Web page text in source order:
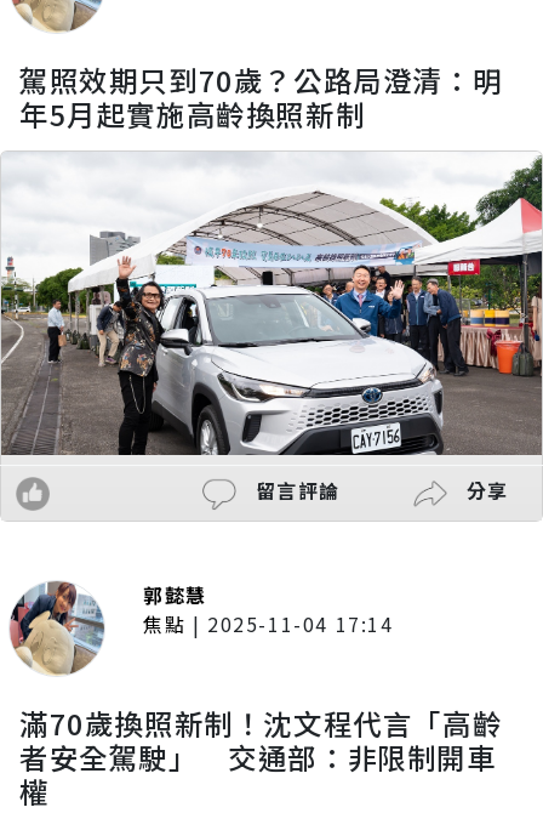
駕照效期只到70歲？公路局澄清：明
年5月起實施高齡換照新制
留言評論 分享
郭懿慧
焦點 | 2025-11-04 17:14
滿70歲換照新制！沈文程代言「高齡
者安全駕駛」 交通部：非限制開車
權